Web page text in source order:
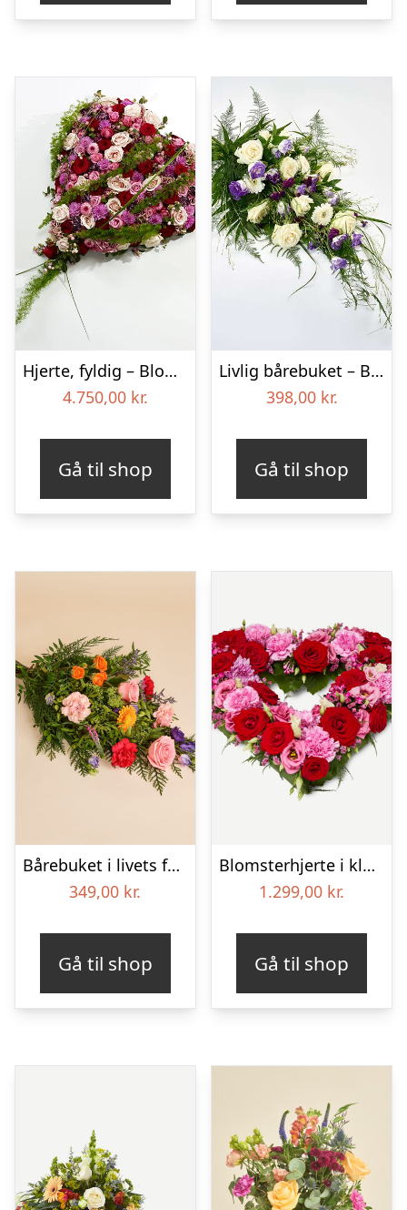
Hjerte, fyldig – Blomster til begravelse
4.750,00 kr.
Gå til shop
Livlig bårebuket – Blomster til begravelse
398,00 kr.
Gå til shop
Bårebuket i livets farver
349,00 kr.
Gå til shop
Blomsterhjerte i klassisk stil – pink
1.299,00 kr.
Gå til shop